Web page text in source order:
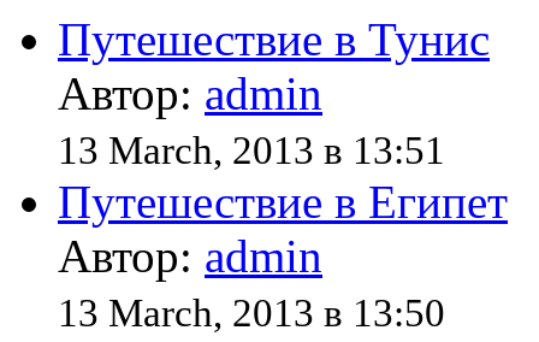
Путешествие в Тунис
Автор: admin
13 March, 2013 в 13:51
Путешествие в Египет
Автор: admin
13 March, 2013 в 13:50